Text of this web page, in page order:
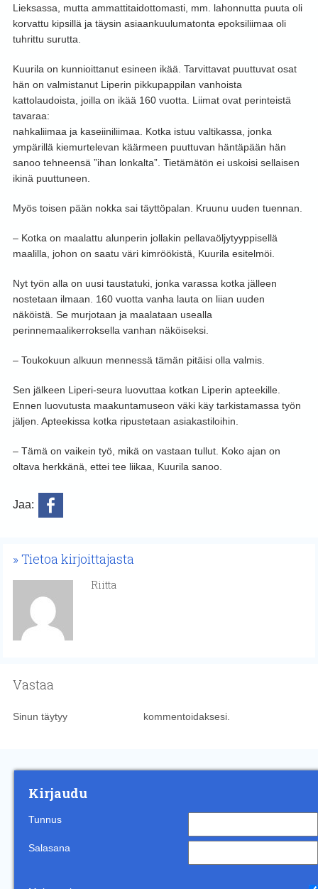
Lieksassa, mutta ammattitaidottomasti, mm. lahonnutta puuta oli
korvattu kipsillä ja täysin asiaankuulumatonta epoksiliimaa oli
tuhrittu surutta.
Kuurila on kunnioittanut esineen ikää. Tarvittavat puuttuvat osat
hän on valmistanut Liperin pikkupappilan vanhoista
kattolaudoista, joilla on ikää 160 vuotta. Liimat ovat perinteistä
tavaraa:
nahkaliimaa ja kaseiiniliimaa. Kotka istuu valtikassa, jonka
ympärillä kiemurtelevan käärmeen puuttuvan häntäpään hän
sanoo tehneensä ”ihan lonkalta”. Tietämätön ei uskoisi sellaisen
ikinä puuttuneen.
Myös toisen pään nokka sai täyttöpalan. Kruunu uuden tuennan.
– Kotka on maalattu alunperin jollakin pellavaöljytyyppisellä
maalilla, johon on saatu väri kimröökistä, Kuurila esitelmöi.
Nyt työn alla on uusi taustatuki, jonka varassa kotka jälleen
nostetaan ilmaan. 160 vuotta vanha lauta on liian uuden
näköistä. Se murjotaan ja maalataan usealla
perinnemaalikerroksella vanhan näköiseksi.
– Toukokuun alkuun mennessä tämän pitäisi olla valmis.
Sen jälkeen Liperi-seura luovuttaa kotkan Liperin apteekille.
Ennen luovutusta maakuntamuseon väki käy tarkistamassa työn
jäljen. Apteekissa kotka ripustetaan asiakastiloihin.
– Tämä on vaikein työ, mikä on vastaan tullut. Koko ajan on
oltava herkkänä, ettei tee liikaa, Kuurila sanoo.
Jaa:
Tietoa kirjoittajasta
Riitta
Vastaa
Sinun täytyy kommentoidaksesi.
Kirjaudu
Tunnus
Salasana